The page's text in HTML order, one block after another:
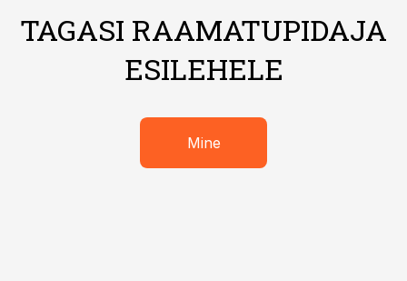
TAGASI RAAMATUPIDAJA
ESILEHELE
Mine